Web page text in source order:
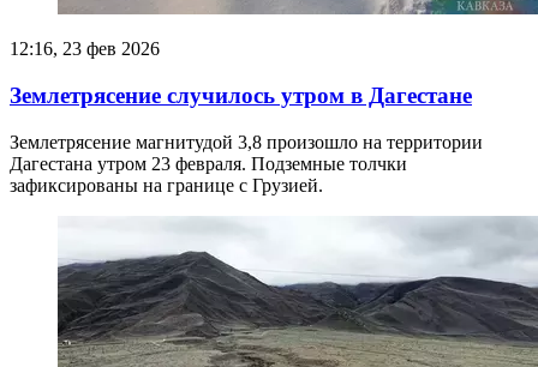
12:16, 23 фев 2026
Землетрясение случилось утром в Дагестане
Землетрясение магнитудой 3,8 произошло на территории
Дагестана утром 23 февраля. Подземные толчки
зафиксированы на границе с Грузией.